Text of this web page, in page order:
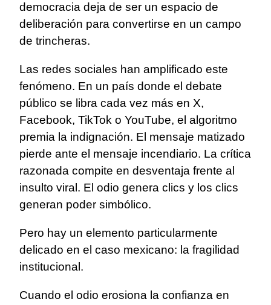
democracia deja de ser un espacio de
deliberación para convertirse en un campo
de trincheras.
Las redes sociales han amplificado este
fenómeno. En un país donde el debate
público se libra cada vez más en X,
Facebook, TikTok o YouTube, el algoritmo
premia la indignación. El mensaje matizado
pierde ante el mensaje incendiario. La crítica
razonada compite en desventaja frente al
insulto viral. El odio genera clics y los clics
generan poder simbólico.
Pero hay un elemento particularmente
delicado en el caso mexicano: la fragilidad
institucional.
Cuando el odio erosiona la confianza en